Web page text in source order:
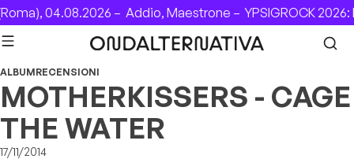
Skip to content
04.08.2026 –Addio, Maestrone –YPSIGROCK 2026:
ALBUMRECENSIONI
MOTHERKISSERS - CAGE
THE WATER
17/11/2014